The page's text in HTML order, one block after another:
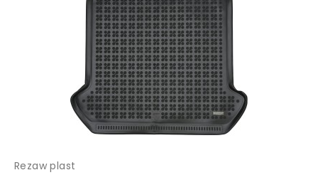
Rezaw plast